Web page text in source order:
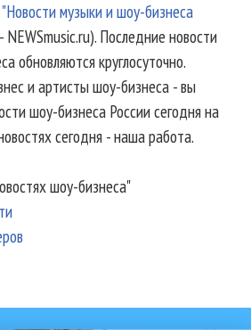
"Новости музыки и шоу-бизнеса
NEWSmusic.ru). Последние новости
обновляются круглосуточно.
и артисты шоу-бизнеса - вы
шоу-бизнеса России сегодня на
сегодня - наша работа.
шоу-бизнеса"